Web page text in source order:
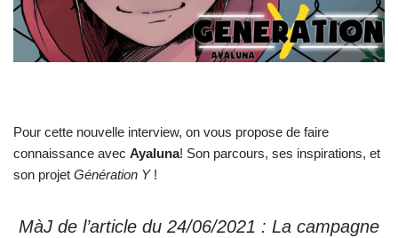
Pour cette nouvelle interview, on vous propose de faire
connaissance avec Ayaluna! Son parcours, ses inspirations, et
son projet Génération Y!
MàJ de l’article du 24/06/2021 : La campagne